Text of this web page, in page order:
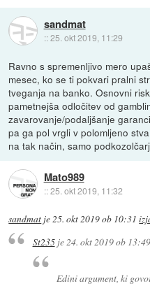
sandmat
::25. okt 2019, 11:29
Ravno s spremenljivo mero
mesec, ko se ti pokvari pralni
tveganja na banko. Osnovni
pametnejša odločitev od
zavarovanje/podaljšanje
pa ga pol vrgli v polomljeno
na tak način, samo
Mato989
::25. okt 2019, 11:32
sandmat je 25. okt 2019 ob 10:31
St235je24. okt 2019 ob 13:49
Edini argument, ki